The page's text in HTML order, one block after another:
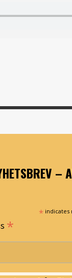
–
* indicates
*